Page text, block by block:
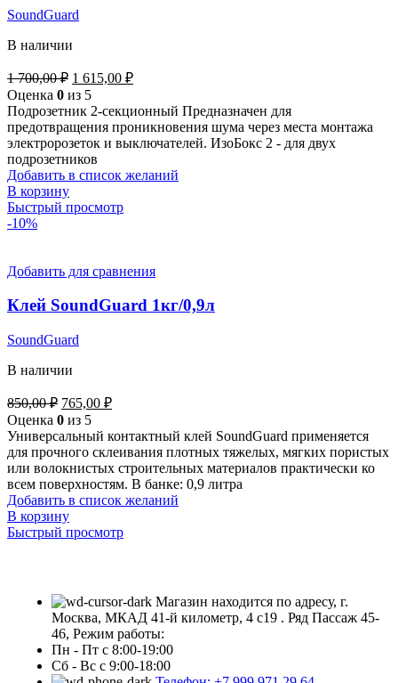
SoundGuard
В наличии
1 700,00₽ 1 615,00 ₽
Оценка 0 из 5
Подрозетник 2-секционный Предназначен для
предотвращения проникновения шума через места монтажа
электророзеток и выключателей. ИзоБокс 2 - для двух
подрозетников
Добавить в список желаний
В корзину
Быстрый просмотр
-10%
Добавить для сравнения
Клей SoundGuard 1кг/0,9л
SoundGuard
В наличии
850,00₽ 765,00 ₽
Оценка 0 из 5
Универсальный контактный клей SoundGuard применяется
для прочного склеивания плотных тяжелых, мягких пористых
или волокнистых строительных материалов практически ко
всем поверхностям. В банке: 0,9 литра
Добавить в список желаний
В корзину
Быстрый просмотр
Магазин находится по адресу, г.
Москва, МКАД 41-й километр, 4 с19 . Ряд Пассаж 45-
46, Режим работы:
Пн - Пт с 8:00-19:00
Сб - Вс с 9:00-18:00